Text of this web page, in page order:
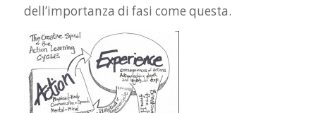
dell’importanza di fasi come questa.